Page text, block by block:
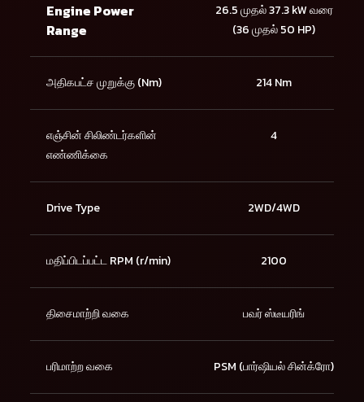
Engine Power
Range
26.5 முதல் 37.3 kW வரை
(36 முதல் 50 HP)
அதிகபட்ச முறுக்கு (Nm) 214 Nm
எஞ்சின் சிலிண்டர்களின்
எண்ணிக்கை
4
Drive Type 2WD/4WD
மதிப்பிடப்பட்ட RPM (r/min) 2100
திசைமாற்றி வகை பவர் ஸ்டீயரிங்
பரிமாற்ற வகை PSM (பார்ஷியல் சின்க்ரோ)